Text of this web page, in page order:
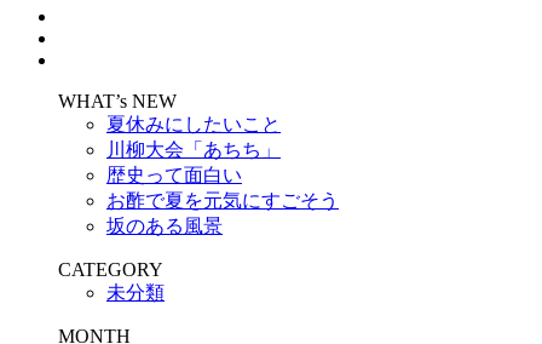
WHAT’s NEW
夏休みにしたいこと
川柳大会「あちち」
歴史って面白い
お酢で夏を元気にすごそう
坂のある風景
CATEGORY
未分類
MONTH